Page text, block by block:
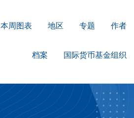
本周图表 地区 专题 作者
档案 国际货币基金组织